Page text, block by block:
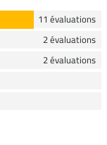
11 évaluations
2 évaluations
2 évaluations